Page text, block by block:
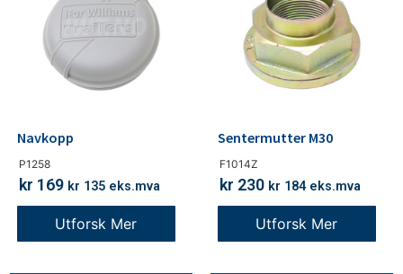
P1258
Navkopp
kr 169 kr 135 eks.mva
Utforsk Mer
F1014Z
Sentermutter M30
kr 230 kr 184 eks.mva
Utforsk Mer